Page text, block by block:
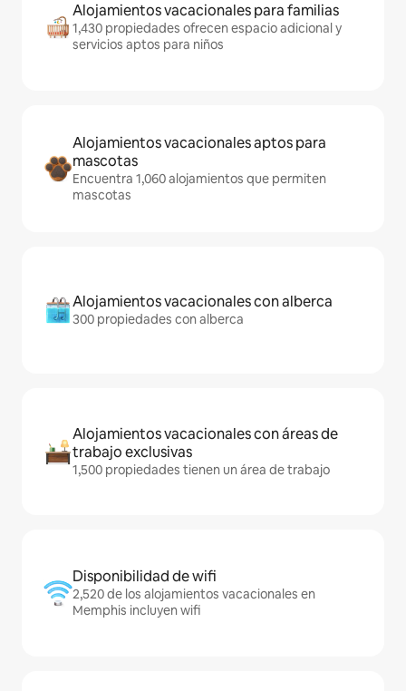
Alojamientos vacacionales para familias
1,430 propiedades ofrecen espacio adicional y
servicios aptos para niños
Alojamientos vacacionales aptos para
mascotas
Encuentra 1,060 alojamientos que permiten
mascotas
Alojamientos vacacionales con alberca
300 propiedades con alberca
Alojamientos vacacionales con áreas de
trabajo exclusivas
1,500 propiedades tienen un área de trabajo
Disponibilidad de wifi
2,520 de los alojamientos vacacionales en
Memphis incluyen wifi